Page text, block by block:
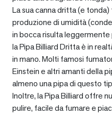
La sua canna dritta (e
produzione di umidità
in bocca risulta leggermente
la Pipa Billiard Dritta è in
in mano. Molti famosi
Einstein e altri amanti della
almeno una pipa di questo
Inoltre, la Pipa Billiard offre
pulire, facile da fumare e